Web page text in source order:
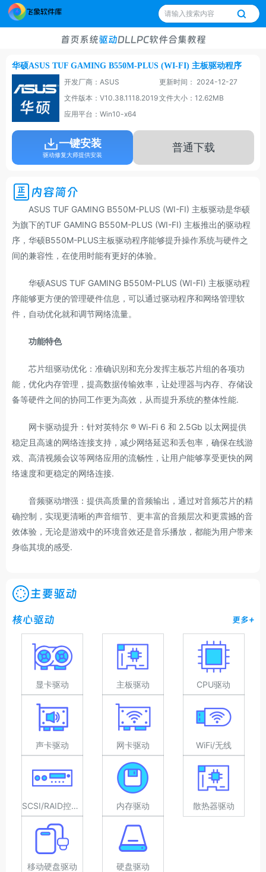
首页系统驱动DLLPC软件合集教程
华硕ASUS TUF GAMING B550M-PLUS (WI-FI) 主板驱动程序
开发厂商：ASUS
更新时间： 2024-12-27
文件版本：V10.38.1118.2019文件大小：12.62MB
应用平台：Win10-x64
一键安装
驱动修复大师提供安装
普通下载
内容简介
ASUS TUF GAMING B550M-PLUS (WI-FI) 主板驱动是华硕
为旗下的TUF GAMING B550M-PLUS (WI-FI) 主板推出的驱动程
序，华硕B550M-PLUS主板驱动程序能够提升操作系统与硬件之
间的兼容性，在使用时能有更好的体验。
华硕ASUS TUF GAMING B550M-PLUS (WI-FI) 主板驱动程
序能够更方便的管理硬件信息，可以通过驱动程序和网络管理软
件，自动优化就和调节网络流量。
功能特色
芯片组驱动优化：准确识别和充分发挥主板芯片组的各项功
能，优化内存管理，提高数据传输效率，让处理器与内存、存储设
备等硬件之间的协同工作更为高效，从而提升系统的整体性能.
网卡驱动提升：针对英特尔 ® Wi-Fi 6 和 2.5Gb 以太网提供
稳定且高速的网络连接支持，减少网络延迟和丢包率，确保在线游
戏、高清视频会议等网络应用的流畅性，让用户能够享受更快的网
络速度和更稳定的网络连接.
音频驱动增强：提供高质量的音频输出，通过对音频芯片的精
确控制，实现更清晰的声音细节、更丰富的音频层次和更震撼的音
效体验，无论是游戏中的环境音效还是音乐播放，都能为用户带来
身临其境的感受.
主要驱动
核心驱动 更多+
显卡驱动 主板驱动 CPU驱动
声卡驱动 网卡驱动 WiFi/无线
SCSI/RAID控制器驱动 内存驱动 散热器驱动
移动硬盘驱动 硬盘驱动